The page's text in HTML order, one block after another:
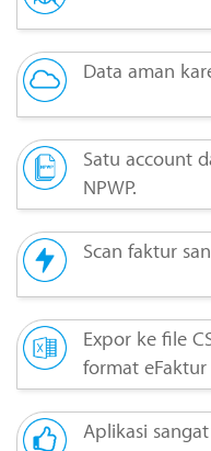
Data aman
Satu account
NPWP.
Scan faktur
Expor ke file
format eFaktur
Aplikasi